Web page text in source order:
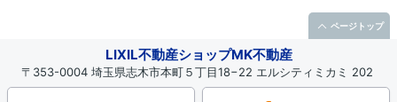
LIXIL不動産ショップMK不動産
〒353-0004 埼玉県志木市本町５丁目18−22 エルシティミカミ 202
ページトップ